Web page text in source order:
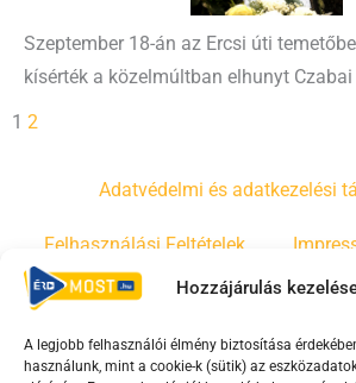
Hozzájárulás
A legjobb felhasználói élmény biztosítása
használunk, mint a cookie-k (sütik) az
Szeptember 18-án az Ercsi úti
kísérték a közelmúltban elhunyt
1 2
Adatvédelmi és adatkezelési
Felhasználási Feltételek
Irányelvek Moderálási